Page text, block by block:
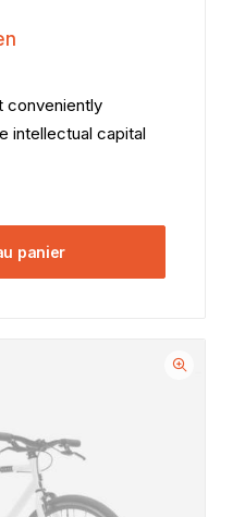
conveniently
intellectual capital
panier